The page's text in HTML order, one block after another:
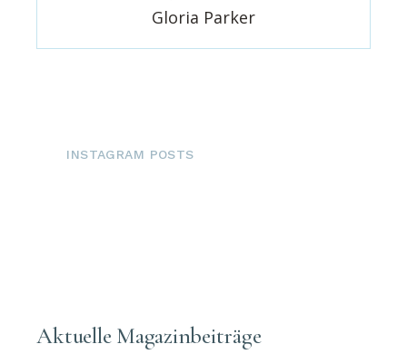
Gloria Parker
INSTAGRAM POSTS
Aktuelle Magazinbeiträge